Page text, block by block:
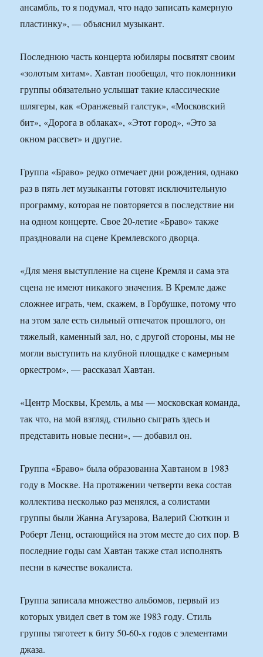
ансамбль, то я подумал, что надо записать камерную
пластинку», — объяснил музыкант.
Последнюю часть концерта юбиляры посвятят своим
«золотым хитам». Хавтан пообещал, что поклонники
группы обязательно услышат такие классические
шлягеры, как «Оранжевый галстук», «Московский
бит», «Дорога в облаках», «Этот город», «Это за
окном рассвет» и другие.
Группа «Браво» редко отмечает дни рождения, однако
раз в пять лет музыканты готовят исключительную
программу, которая не повторяется в последствие ни
на одном концерте. Свое 20-летие «Браво» также
праздновали на сцене Кремлевского дворца.
«Для меня выступление на сцене Кремля и сама эта
сцена не имеют никакого значения. В Кремле даже
сложнее играть, чем, скажем, в Горбушке, потому что
на этом зале есть сильный отпечаток прошлого, он
тяжелый, каменный зал, но, с другой стороны, мы не
могли выступить на клубной площадке с камерным
оркестром», — рассказал Хавтан.
«Центр Москвы, Кремль, а мы — московская команда,
так что, на мой взгляд, стильно сыграть здесь и
представить новые песни», — добавил он.
Группа «Браво» была образованна Хавтаном в 1983
году в Москве. На протяжении четверти века состав
коллектива несколько раз менялся, а солистами
группы были Жанна Агузарова, Валерий Сюткин и
Роберт Ленц, остающийся на этом месте до сих пор. В
последние годы сам Хавтан также стал исполнять
песни в качестве вокалиста.
Группа записала множество альбомов, первый из
которых увидел свет в том же 1983 году. Стиль
группы тяготеет к биту 50-60-х годов с элементами
джаза.